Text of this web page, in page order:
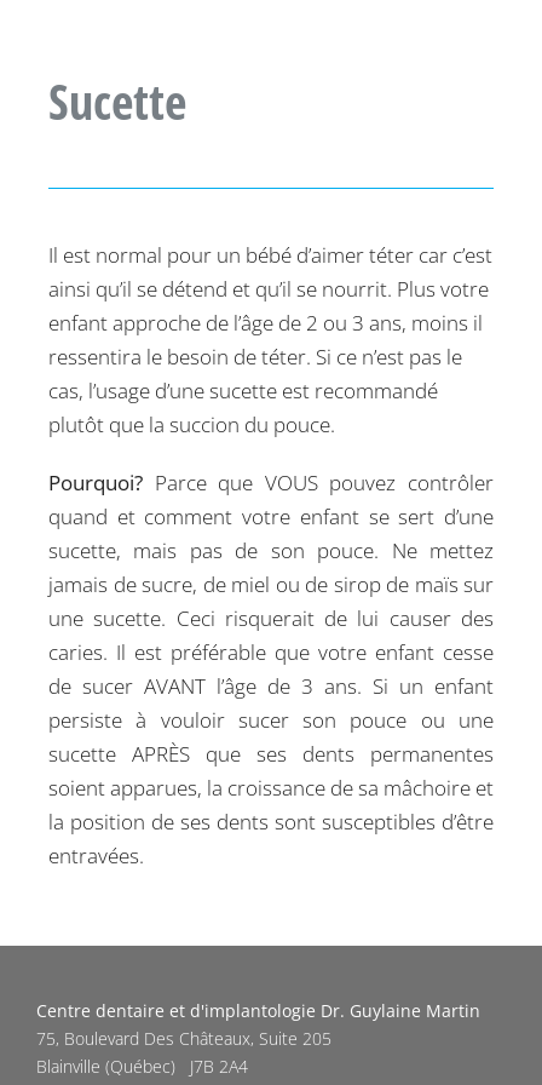
Sucette
Il est normal pour un bébé d’aimer téter car c’est
ainsi qu’il se détend et qu’il se nourrit. Plus votre
enfant approche de l’âge de 2 ou 3 ans, moins il
ressentira le besoin de téter. Si ce n’est pas le
cas, l’usage d’une sucette est recommandé
plutôt que la succion du pouce.
Pourquoi? Parce que VOUS pouvez contrôler
quand et comment votre enfant se sert d’une
sucette, mais pas de son pouce. Ne mettez
jamais de sucre, de miel ou de sirop de maïs sur
une sucette. Ceci risquerait de lui causer des
caries. Il est préférable que votre enfant cesse
de sucer AVANT l’âge de 3 ans. Si un enfant
persiste à vouloir sucer son pouce ou une
sucette APRÈS que ses dents permanentes
soient apparues, la croissance de sa mâchoire et
la position de ses dents sont susceptibles d’être
entravées.
Centre dentaire et d'implantologie Dr. Guylaine Martin
75, Boulevard Des Châteaux, Suite 205
Blainville (Québec) J7B 2A4